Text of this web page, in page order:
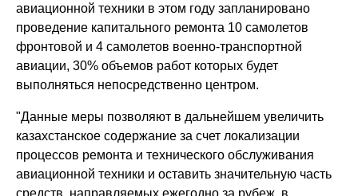
авиационной техники в этом году запланировано
проведение капитального ремонта 10 самолетов
фронтовой и 4 самолетов военно-транспортной
авиации, 30% объемов работ которых будет
выполняться непосредственно центром.
"Данные меры позволяют в дальнейшем увеличить
казахстанское содержание за счет локализации
процессов ремонта и технического обслуживания
авиационной техники и оставить значительную часть
средств, направляемых ежегодно за рубеж, в